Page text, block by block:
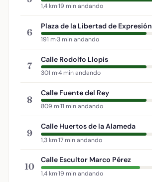
1,4 km·19 min andando
6
Plaza de la Libertad de Expresión
191 m·3 min andando
7
Calle Rodolfo Llopis
301 m·4 min andando
8
Calle Fuente del Rey
809 m·11 min andando
9
Calle Huertos de la Alameda
1,3 km·17 min andando
10
Calle Escultor Marco Pérez
1,4 km·19 min andando